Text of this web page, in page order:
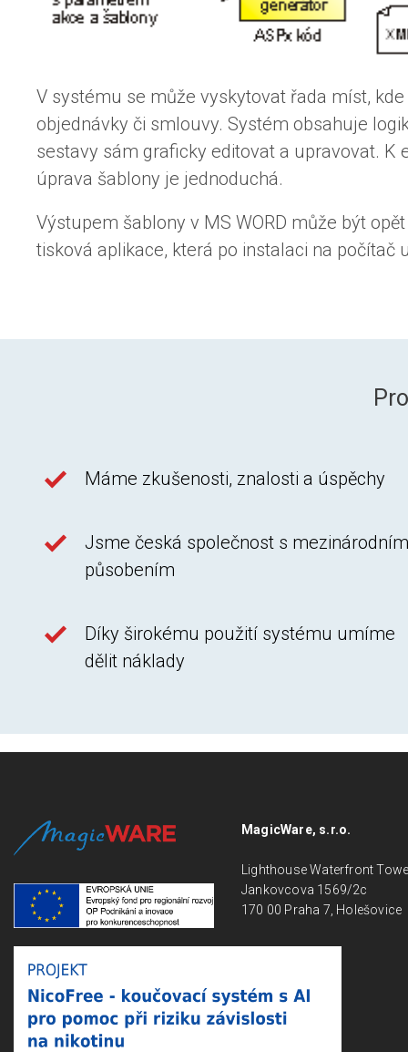
V systému se může vyskytovat řada míst,
objednávky či smlouvy. Systém obsahuje
sestavy sám graficky editovat a upravovat.
úprava šablony je jednoduchá.
Výstupem šablony v MS WORD může být
tisková aplikace, která po instalaci na
Máme zkušenosti, znalosti a úspěchy
Jsme česká společnost s
působením
Díky širokému použití systému umíme
dělit náklady
MagicWare, s.r.o.
Lighthouse Waterfront
Jankovcova 1569/2c
170 00 Praha 7, Holešovice